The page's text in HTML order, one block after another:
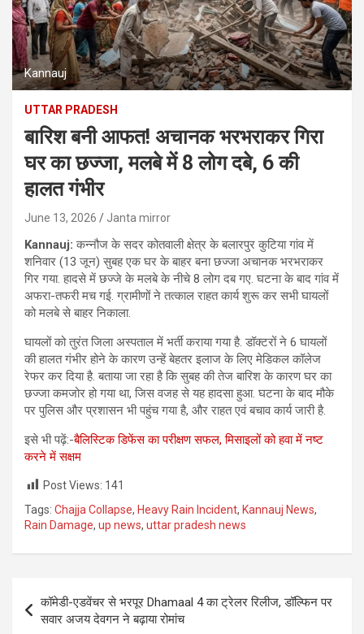
Kannauj
UTTAR PRADESH
बारिश बनी आफत! अचानक भरभराकर गिरा
घर का छज्जा, मलबे में 8 लोग दबे, 6 की
हालत गंभीर
June 13, 2026 Janta mirror
Kannauj:कन्नौज के सदर कोतवाली क्षेत्र के बलारपुर कुटिया गांव में
शनिवार (13 जून) सुबह एक घर के बाहर बना छज्जा अचानक भरभराकर
गिर गया. हादसे में छज्जे के मलबे के नीचे 8 लोग दब गए. घटना के बाद गांव में
अफरा-तफरी मच गई. ग्रामीणों ने तत्काल राहत कार्य शुरू कर सभी घायलों
को मलबे से बाहर निकाला.
घायलों को तुरंत जिला अस्पताल में भर्ती कराया गया है. डॉक्टरों ने 6 घायलों
की हालत गंभीर होने के कारण उन्हें बेहतर इलाज के लिए मेडिकल कॉलेज
रेफर कर दिया है. बताया जा रहा है कि सुबह की तेज बारिश के कारण घर का
छज्जा कमजोर हो गया था, जिस वजह से यह हादसा हुआ. घटना के बाद मौके
पर पुलिस और प्रशासन भी पहुंच गया है, और राहत एवं बचाव कार्य जारी है.
इसे भी पढ़ें:-बैलिस्टिक डिफेंस का परीक्षण सफल, मिसाइलों को हवा में नष्ट
करने में सक्षम
Post Views: 141
Tags: Chajja Collapse, Heavy Rain Incident, Kannauj News,
Rain Damage, up news, uttar pradesh news
Post
navigation
कॉमेडी-एडवेंचर से भरपूर Dhamaal 4 का ट्रेलर रिलीज, डॉल्फिन पर
सवार अजय देवगन ने बढ़ाया रोमांच